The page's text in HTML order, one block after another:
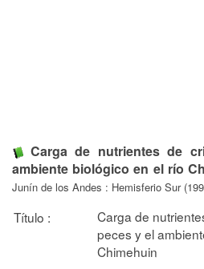
Carga de nutrientes de
ambiente biológico en el río
Junín de los Andes : Hemisferio Sur
Título :
Carga de
peces y el
Chimehuin